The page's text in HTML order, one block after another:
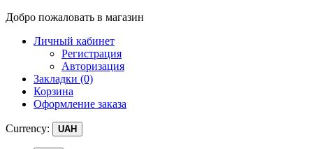
Добро пожаловать в магазин
Личный кабинет
Регистрация
Авторизация
Закладки (0)
Корзина
Оформление заказа
Currency: UAH